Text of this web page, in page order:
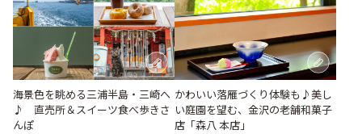
海景色を眺める三浦半島・三崎へ
♪ 直売所＆スイーツ食べ歩きさ
んぽ
かわいい落雁づくり体験も♪美し
い庭園を望む、金沢の老舗和菓子
店「森八 本店」